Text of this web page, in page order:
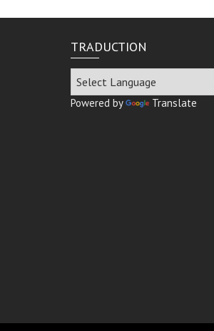
TRADUCTION
Powered by Translate